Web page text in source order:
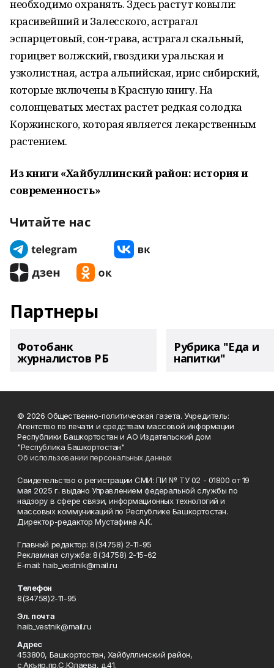
необходимо охранять. Здесь растут ковыли:
красивейший и Залесского, астрагал
эспарцетовый, сон-трава, астрагал скальный,
горицвет волжский, гвоздики уральская и
узколистная, астра альпийская, ирис сибирский,
которые включены в Красную книгу. На
солонцеватых местах растет редкая солодка
Коржинского, которая является лекарственным
растением.
Из книги «Хайбуллинский район: история и
современность»
Читайте нас
Партнеры
Фотобанк
журналистов РБ
Рубрика "Еда и
напитки"
© 2026 Общественно-политическая газета. Учредитель:
Агентство по печати и средствам массовой информации
Республики Башкортостан и АО Издательский дом
"Республика Башкортостан"
Об использовании персональных данных
Свидетельство о регистрации СМИ: ПИ № ТУ 02 - 01800 от 19
мая 2025 г. выдано Управлением федеральной службы по
надзору в сфере связи, информационных технологий и
массовых коммуникаций по Республике Башкортостан.
Директор-редактор Мустафина А.К.
Главный редактор: 8(34758) 2-11-95
Рекламная служба: 8(34758) 2-15-62
Е-mаil: haib_vestnik@mail.ru
Телефон
8(34758)2-11-95
Эл. почта
haib_vestnik@mail.ru
Адрес
453800, Башкортостан, Хайбуллинский район,
с.Акъяр,пр.С.Юлаева, д.41.